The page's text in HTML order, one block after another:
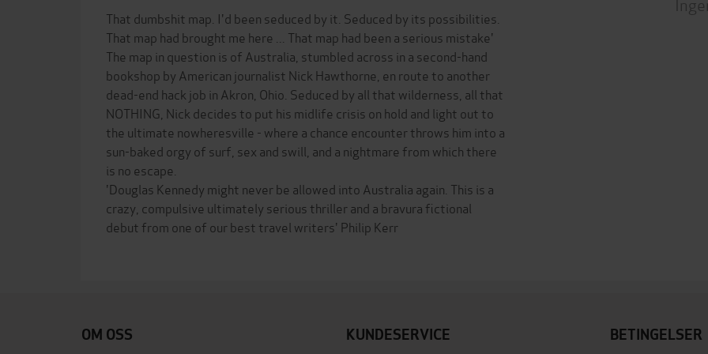
That dumbshit map. I'd been seduced by it. Seduced by its possibilities.
That map had brought me here ... That map had been a serious mistake'
The map in question is of Australia, stumbled across in a second-hand
bookshop by American journalist Nick Hawthorne, en route to another
dead-end hack job in Akron, Ohio. Seduced by all that wilderness, all that
NOTHING, Nick decides to put his midlife crisis on hold and light out to
the ultimate nowheresville - where a chance encounter throws him into a
sun-baked orgy of surf, sex and swill, and a nightmare from which there
is no escape.
'Douglas Kennedy might never be allowed into Australia again. This is a
crazy, compulsive ultimately serious thriller and a bravura fictional
debut from one of our best travel writers' Philip Kerr
OM OSS
KUNDESERVICE
BETINGELSER